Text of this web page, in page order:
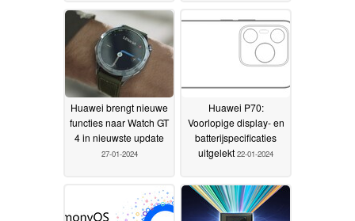
50MP achtercamera's
30-01-2024
Huawei brengt nieuwe
functies naar Watch GT
4 in nieuwste update
27-01-2024
Huawei P70:
Voorlopige display- en
batterijspecificaties
uitgelekt 22-01-2024